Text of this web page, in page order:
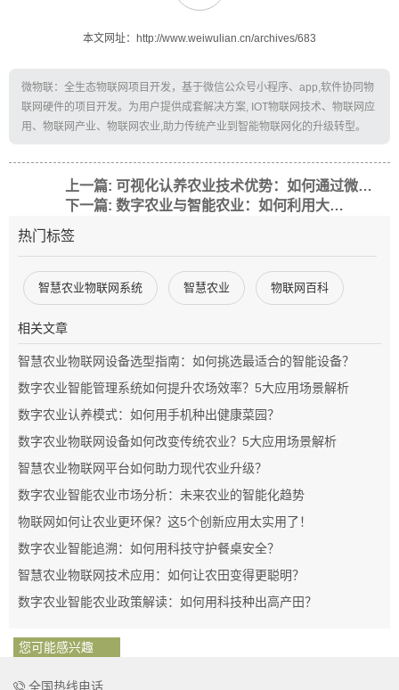
本文网址：http://www.weiwulian.cn/archives/683
微物联：全生态物联网项目开发，基于微信公众号小程序、app,软件协同物
联网硬件的项目开发。为用户提供成套解决方案, IOT物联网技术、物联网应
用、物联网产业、物联网农业,助力传统产业到智能物联网化的升级转型。
上一篇: 可视化认养农业技术优势：如何通过微物联提升农业体验？
下一篇: 数字农业与智能农业：如何利用大数据提升农业生产效率？
热门标签
智慧农业物联网系统 智慧农业 物联网百科
相关文章
智慧农业物联网设备选型指南：如何挑选最适合的智能设备？
数字农业智能管理系统如何提升农场效率？5大应用场景解析
数字农业认养模式：如何用手机种出健康菜园？
数字农业物联网设备如何改变传统农业？5大应用场景解析
智慧农业物联网平台如何助力现代农业升级？
数字农业智能农业市场分析：未来农业的智能化趋势
物联网如何让农业更环保？这5个创新应用太实用了！
数字农业智能追溯：如何用科技守护餐桌安全？
智慧农业物联网技术应用：如何让农田变得更聪明？
数字农业智能农业政策解读：如何用科技种出高产田？
您可能感兴趣
全国热线电话